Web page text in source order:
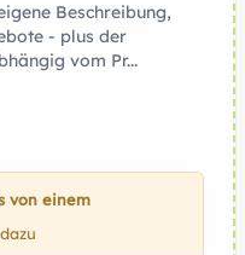
Beschreibung,
- plus der
vom Pr...
von einem